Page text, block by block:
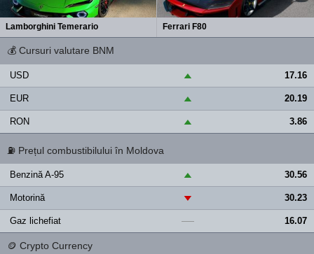
Lamborghini Temerario Ferrari F80
💰 Cursuri valutare BNM
USD ▲ 17.16
EUR ▲ 20.19
RON ▲ 3.86
⛽ Prețul combustibilului în Moldova
Benzină A-95 ▲ 30.56
Motorină ▼ 30.23
Gaz lichefiat — 16.07
🪙 Crypto Currency